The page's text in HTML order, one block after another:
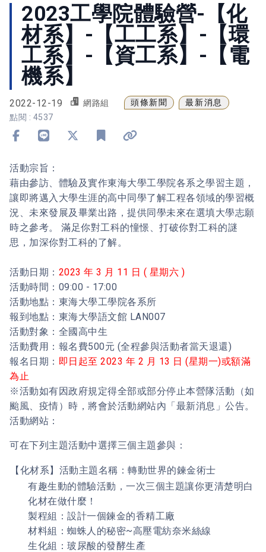
2023工學院體驗營-【化
材系】-【工工系】-【環
工系】-【資工系】-【電
機系】
2022-12-19 網路組 頭條新聞
最新消息
點閱 : 4537
活動宗旨：
藉由參訪、體驗及實作東海大學工學院各系之學習主題，
讓即將邁入大學生涯的高中同學了解工程各領域的學習概
況、未來發展及畢業出路，提供同學未來在選填大學志願
時之參考。 滿足你對工科的憧憬、打破你對工科的謎
思，加深你對工科的了解。
活動日期： 2023 年 3 月 11 日 ( 星期六 )
活動時間：09:00 - 17:00
活動地點：東海大學工學院各系所
報到地點：東海大學語文館 LAN007
活動對象：全國高中生
活動費用：報名費500元 (全程參與活動者當天退還)
報名日期： 即日起至 2023 年 2 月 13 日 (星期一)或額滿
為止
※活動如有因政府規定得全部或部分停止本營隊活動（如
颱風、疫情）時，將會於活動網站內「最新消息」公告。
活動網站：
可在下列主題活動中選擇三個主題參與：
【化材系】活動主題名稱：轉動世界的鍊金術士
有趣生動的體驗活動，一次三個主題讓你更清楚明白
化材在做什麼！
製程組：設計一個鍊金的香精工廠
材料組：蜘蛛人的秘密~高壓電紡奈米絲線
生化組：玻尿酸的發酵生產